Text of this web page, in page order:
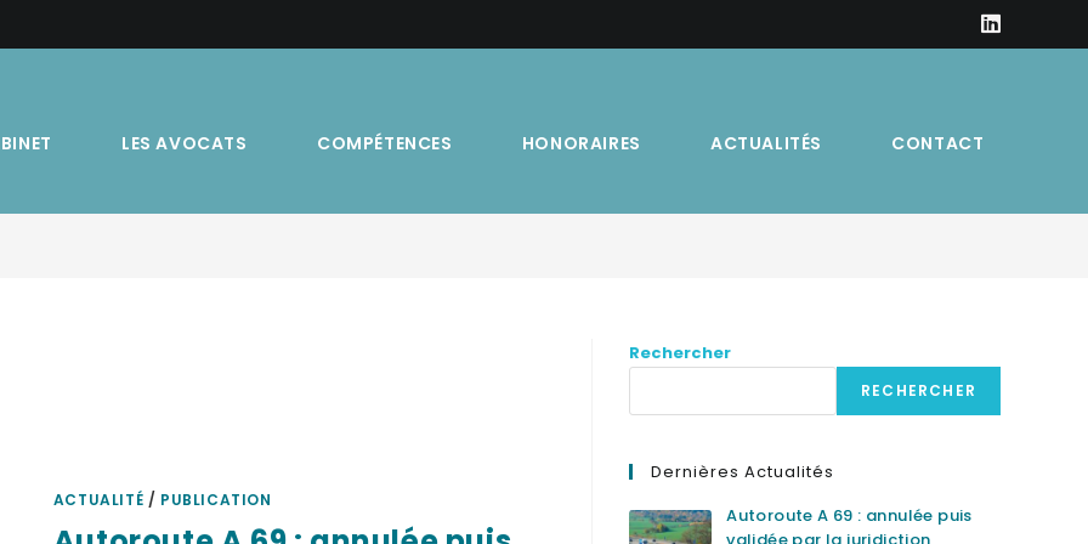
LES AVOCATS COMPÉTENCES HONORAIRES ACTUALITÉS CONTACT
ACTUALITÉ / PUBLICATION
Rechercher
RECHERCHER
Dernières Actualités
Autoroute A 69 : annulée puis